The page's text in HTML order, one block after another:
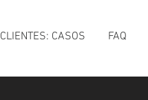
CLIENTES: CASOS FAQ